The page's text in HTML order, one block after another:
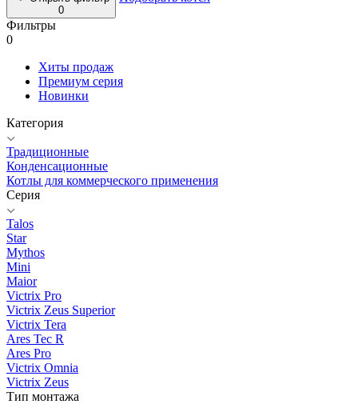
0
Фильтры
0
Хиты продаж
Премиум серия
Новинки
Категория
Традиционные
Конденсационные
Котлы для коммерческого применения
Серия
Talos
Star
Mythos
Mini
Maior
Victrix Pro
Victrix Zeus Superior
Victrix Tera
Ares Tec R
Ares Pro
Victrix Omnia
Victrix Zeus
Тип монтажа